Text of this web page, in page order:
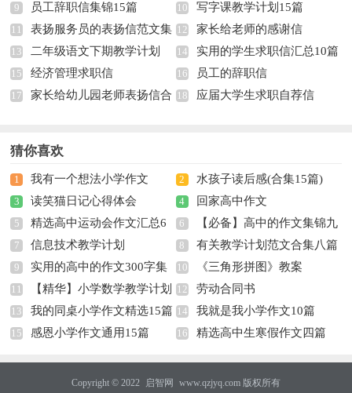
划
9 员工辞职信集锦15篇 10 写字课教学计划15篇
11
表扬服务员的表扬信范文集
锦9篇
12 家长给老师的感谢信
13 二年级语文下期教学计划 14 实用的学生求职信汇总10篇
15 经济管理求职信 16 员工的辞职信
17
家长给幼儿园老师表扬信合 18 应届大学生求职自荐信
猜你喜欢
1 我有一个想法小学作文 2 水孩子读后感(合集15篇)
3 读笑猫日记心得体会 4 回家高中作文
5
精选高中运动会作文汇总6
篇
6
【必备】高中的作文集锦九
篇
7 信息技术教学计划 8 有关教学计划范文合集八篇
9
实用的高中的作文300字集
合九篇
10 《三角形拼图》教案
11
【精华】小学数学教学计划
集合七篇
12 劳动合同书
13 我的同桌小学作文精选15篇 14 我就是我小学作文10篇
15 感恩小学作文通用15篇 16 精选高中生寒假作文四篇
Copyright © 2022 启智网 www.qzjyq.com 版权所有